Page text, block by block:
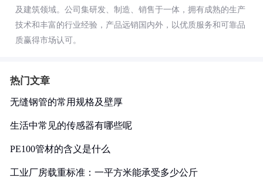
及建筑领域。公司集研发、制造、销售于一体，拥有成熟的生产
技术和丰富的行业经验，产品远销国内外，以优质服务和可靠品
质赢得市场认可。
热门文章
无缝钢管的常用规格及壁厚
生活中常见的传感器有哪些呢
PE100管材的含义是什么
工业厂房载重标准：一平方米能承受多少公斤